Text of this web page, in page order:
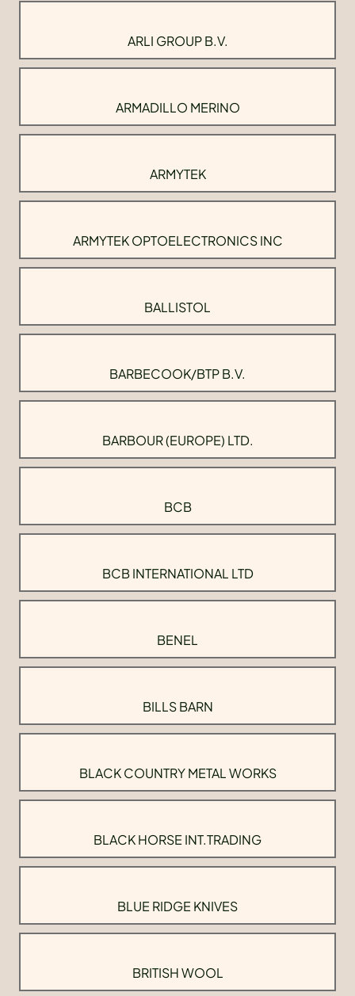
ARLI GROUP B.V.
ARMADILLO MERINO
ARMYTEK
ARMYTEK OPTOELECTRONICS INC
BALLISTOL
BARBECOOK/BTP B.V.
BARBOUR (EUROPE) LTD.
BCB
BCB INTERNATIONAL LTD
BENEL
BILLS BARN
BLACK COUNTRY METAL WORKS
BLACK HORSE INT.TRADING
BLUE RIDGE KNIVES
BRITISH WOOL